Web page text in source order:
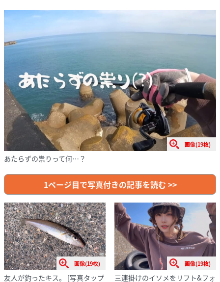
画像(19枚)
あたらずの祟りって何…？
1ページ目で写真付きの記事を読む >>
画像(19枚)
友人が釣ったキス。 [写真タップ
画像(19枚)
三連掛けのイソメをリフト&フォ